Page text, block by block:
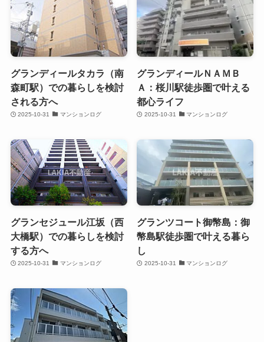
グランディールタカラ（南
森町駅）での暮らしを検討
される方へ
2025-10-31 マンションログ
グランディールＮＡＭＢ
Ａ：桜川駅徒歩圏で叶える
都心ライフ
2025-10-31 マンションログ
グランセジュール江坂（西
大橋駅）での暮らしを検討
する方へ
2025-10-31 マンションログ
グランツコート御幣島：御
幣島駅徒歩圏で叶える暮ら
し
2025-10-31 マンションログ